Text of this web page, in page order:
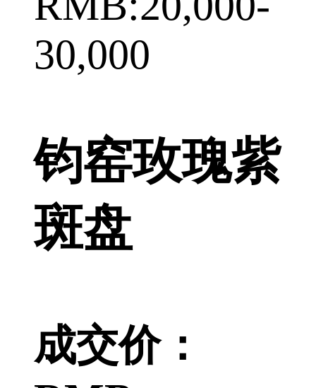
30,000
钧窑玫瑰紫
斑盘
成交价：